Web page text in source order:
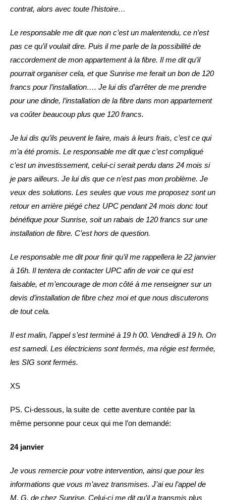
contrat, alors avec toute l’histoire…
Le responsable me dit que non c’est un malentendu, ce n’est
pas ce qu’il voulait dire. Puis il me parle de la possibilité de
raccordement de mon appartement à la fibre. Il me dit qu’il
pourrait organiser cela, et que Sunrise me ferait un bon de 120
francs pour l’installation…. Je lui dis d’arrêter de me prendre
pour une dinde, l’installation de la fibre dans mon appartement
va coûter beaucoup plus que 120 francs.
Je lui dis qu’ils peuvent le faire, mais à leurs frais, c’est ce qui
m’a été promis. Le responsable me dit que c’est compliqué
c’est un investissement, celui-ci serait perdu dans 24 mois si
je pars ailleurs. Je lui dis que ce n’est pas mon problème. Je
veux des solutions. Les seules que vous me proposez sont un
retour en arrière piégé chez UPC pendant 24 mois donc tout
bénéfique pour Sunrise, soit un rabais de 120 francs sur une
installation de fibre. C’est hors de question.
Le responsable me dit pour finir qu’il me rappellera le 22 janvier
à 16h. Il tentera de contacter UPC afin de voir ce qui est
faisable, et m’encourage de mon côté à me renseigner sur un
devis d’installation de fibre chez moi et que nous discuterons
de tout cela.
Il est malin, l’appel s’est terminé à 19 h 00. Vendredi à 19 h. On
est samedi. Les électriciens sont fermés, ma régie est fermée,
les SIG sont fermés.
XS
PS. Ci-dessous, la suite de cette aventure contée par la
même personne pour ceux qui me l’on demandé:
24 janvier
Je vous remercie pour votre intervention, ainsi que pour les
informations que vous m’avez transmises. J’ai eu l’appel de
M. G. de chez Sunrise. Celui-ci me dit qu’il a transmis plus